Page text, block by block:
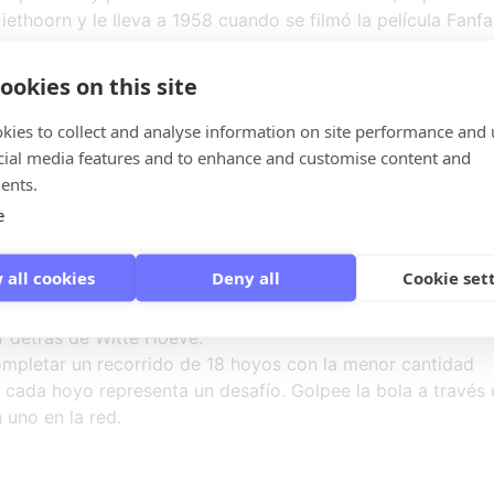
y le lleva a 1958 cuando se filmó la película
seguramente tendrá hambre. Nuestro cocinero
armar completamente, incluyendo acompañamientos
detrás de Witte Hoeve.
un recorrido de 18 hoyos con la menor cantidad
hoyo representa un desafío. Golpee la bola a través
en la red.
on this site
to collect and analyse information on site performance and
media features and to enhance and customise content and
all cookies Deny all Cookie